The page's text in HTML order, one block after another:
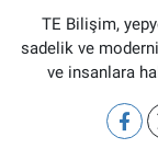
TE Bilişim,
sadelik ve
ve insanlara